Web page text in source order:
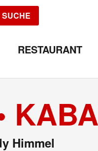
SUCHE
RESTAURANT
Himmel